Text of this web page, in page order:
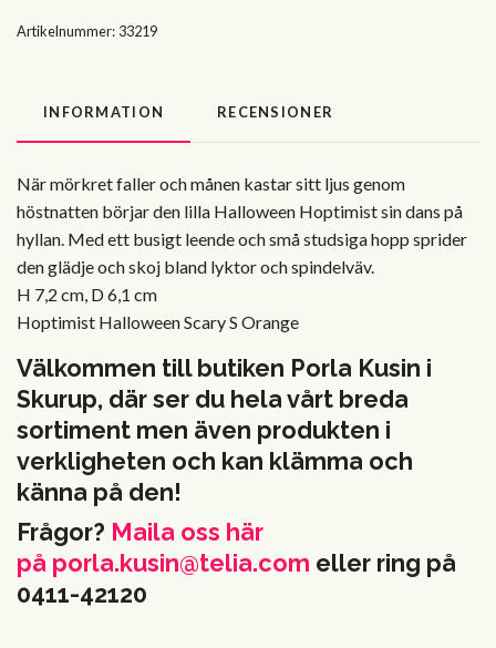
Artikelnummer: 33219
INFORMATION RECENSIONER
När mörkret faller och månen kastar sitt ljus genom
höstnatten börjar den lilla Halloween Hoptimist sin dans på
hyllan. Med ett busigt leende och små studsiga hopp sprider
den glädje och skoj bland lyktor och spindelväv.
H 7,2 cm, D 6,1 cm
Hoptimist Halloween Scary S Orange
Välkommen till butiken Porla Kusin i
Skurup, där ser du hela vårt breda
sortiment men även produkten i
verkligheten och kan klämma och
känna på den!
Frågor? Maila oss här
på porla.kusin@telia.com eller ring på
0411-42120